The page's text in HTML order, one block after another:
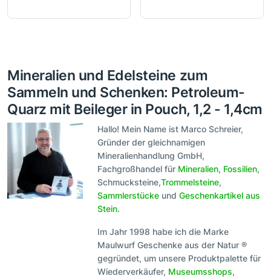
Mineralien und Edelsteine zum
Sammeln und Schenken: Petroleum-
Quarz mit Beileger in Pouch, 1,2 - 1,4cm
Hallo! Mein Name ist Marco Schreier,
Gründer der gleichnamigen
Mineralienhandlung GmbH,
Fachgroßhandel für Mineralien, Fossilien,
Schmucksteine,Trommelsteine,
Sammlerstücke undGeschenkartikel aus
Stein.
Im Jahr 1998 habe ich die Marke
Maulwurf Geschenke aus der Natur ®
gegründet, um unsere Produktpalette für
Wiederverkäufer, Museumsshops,